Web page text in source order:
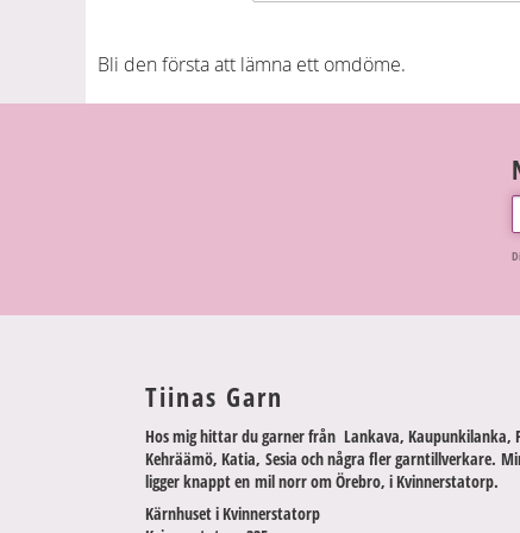
Bli den första att lämna ett omdöme.
Tiinas Garn
Hos mig hittar du garner från Lankava, Kaupunkilanka,
Kehräämö, Katia, Sesia och några fler garntillverkare.
ligger knappt en mil norr om Örebro, i Kvinnerstatorp.
Kärnhuset i Kvinnerstatorp